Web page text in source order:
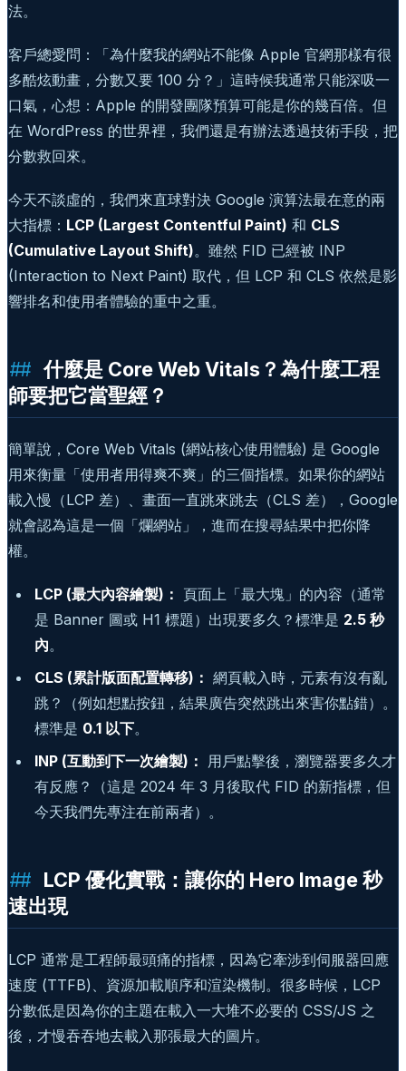
法。
客戶總愛問：「為什麼我的網站不能像 Apple 官網那樣有很
多酷炫動畫，分數又要 100 分？」這時候我通常只能深吸一
口氣，心想：Apple 的開發團隊預算可能是你的幾百倍。但
在 WordPress 的世界裡，我們還是有辦法透過技術手段，把
分數救回來。
今天不談虛的，我們來直球對決 Google 演算法最在意的兩
大指標： LCP (Largest Contentful Paint) 和 CLS
(Cumulative Layout Shift)。雖然 FID 已經被 INP
(Interaction to Next Paint) 取代，但 LCP 和 CLS 依然是影
響排名和使用者體驗的重中之重。
什麼是 Core Web Vitals？為什麼工程
師要把它當聖經？
簡單說，Core Web Vitals (網站核心使用體驗) 是 Google
用來衡量「使用者用得爽不爽」的三個指標。如果你的網站
載入慢（LCP 差）、畫面一直跳來跳去（CLS 差），Google
就會認為這是一個「爛網站」，進而在搜尋結果中把你降
權。
LCP (最大內容繪製)： 頁面上「最大塊」的內容（通常
是 Banner 圖或 H1 標題）出現要多久？標準是 2.5 秒
內。
CLS (累計版面配置轉移)： 網頁載入時，元素有沒有亂
跳？（例如想點按鈕，結果廣告突然跳出來害你點錯）。
標準是 0.1 以下。
INP (互動到下一次繪製)：
用戶點擊後，瀏覽器要多久才
有反應？（這是 2024 年 3 月後取代 FID 的新指標，但
今天我們先專注在前兩者）。
LCP 優化實戰：讓你的 Hero Image 秒
速出現
LCP 通常是工程師最頭痛的指標，因為它牽涉到伺服器回應
速度 (TTFB)、資源加載順序和渲染機制。很多時候，LCP
分數低是因為你的主題在載入一大堆不必要的 CSS/JS 之
後，才慢吞吞地去載入那張最大的圖片。